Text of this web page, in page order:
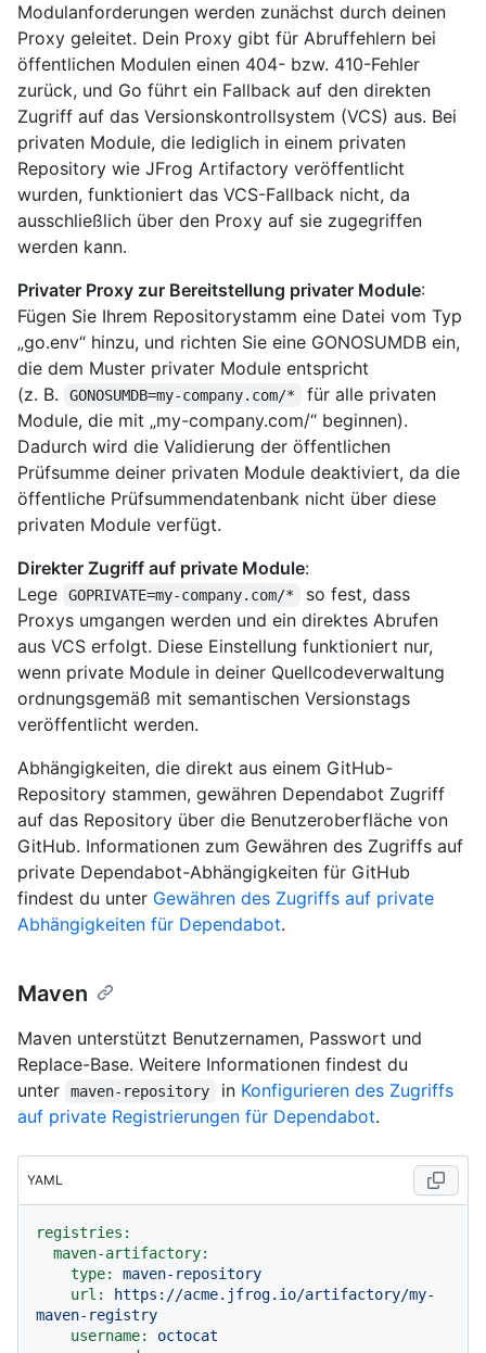
Modulanforderungen werden zunächst durch deinen
Proxy geleitet. Dein Proxy gibt für Abruffehlern bei
öffentlichen Modulen einen 404- bzw. 410-Fehler
zurück, und Go führt ein Fallback auf den direkten
Zugriff auf das Versionskontrollsystem (VCS) aus. Bei
privaten Module, die lediglich in einem privaten
Repository wie JFrog Artifactory veröffentlicht
wurden, funktioniert das VCS-Fallback nicht, da
ausschließlich über den Proxy auf sie zugegriffen
werden kann.
Privater Proxy zur Bereitstellung privater Module:
Fügen Sie Ihrem Repositorystamm eine Datei vom Typ
„go.env“ hinzu, und richten Sie eine GONOSUMDB ein,
die dem Muster privater Module entspricht
(z. B.
GONOSUMDB=my-company.com/*
für alle privaten
Module, die mit „my-company.com/“ beginnen).
Dadurch wird die Validierung der öffentlichen
Prüfsumme deiner privaten Module deaktiviert, da die
öffentliche Prüfsummendatenbank nicht über diese
privaten Module verfügt.
Direkter Zugriff auf private Module:
Lege
GOPRIVATE=my-company.com/*
so fest, dass
Proxys umgangen werden und ein direktes Abrufen
aus VCS erfolgt. Diese Einstellung funktioniert nur,
wenn private Module in deiner Quellcodeverwaltung
ordnungsgemäß mit semantischen Versionstags
veröffentlicht werden.
Abhängigkeiten, die direkt aus einem GitHub-
Repository stammen, gewähren Dependabot Zugriff
auf das Repository über die Benutzeroberfläche von
GitHub. Informationen zum Gewähren des Zugriffs auf
private Dependabot-Abhängigkeiten für GitHub
findest du unter Gewähren des Zugriffs auf private
Abhängigkeiten für Dependabot.
Maven
Maven unterstützt Benutzernamen, Passwort und
Replace-Base. Weitere Informationen findest du
unter
maven-repository in Konfigurieren des Zugriffs
auf private Registrierungen für Dependabot.
YAML
registries:
maven-artifactory:
type:
maven-repository
url:
https://acme.jfrog.io/artifactory/my-
maven-registry
username:
octocat